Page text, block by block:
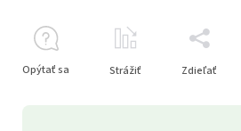
Opýtať sa Strážiť Zdieľať